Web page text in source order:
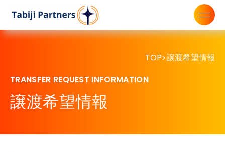
TOP>譲渡希望情報
TRANSFER REQUEST INFORMATION
譲渡希望情報